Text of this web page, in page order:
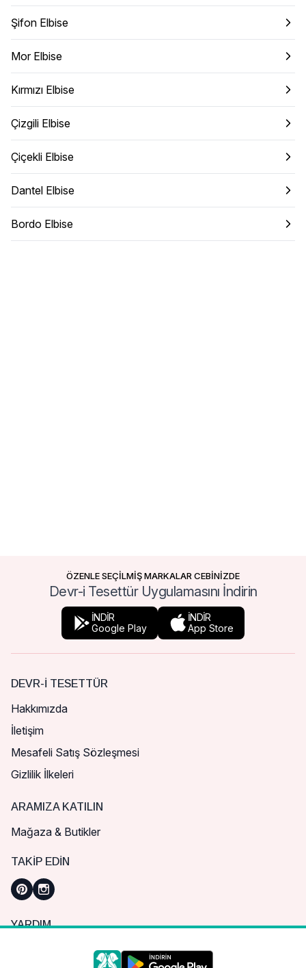
Şifon Elbise
Mor Elbise
Kırmızı Elbise
Çizgili Elbise
Çiçekli Elbise
Dantel Elbise
Bordo Elbise
ÖZENLE SEÇİLMİŞ MARKALAR CEBİNİZDE
Devr-i Tesettür Uygulamasını İndirin
İNDİR
Google Play
İNDİR
App Store
DEVR-I TESETTÜR
Hakkımızda
İletişim
Mesafeli Satış Sözleşmesi
Gizlilik İlkeleri
ARAMIZA KATILIN
Mağaza & Butikler
TAKIP EDIN
YARDIM
Sık Sorulan Sorular